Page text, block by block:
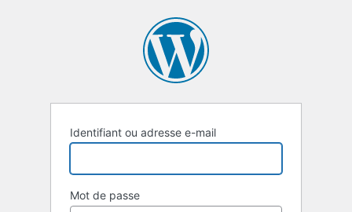
Identifiant ou adresse e-mail
Mot de passe